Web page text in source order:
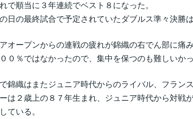
で順当に３年連続でベスト８になった。
日の最終試合で予定されていたダブルス準々決勝
オープンからの連戦の疲れが錦織の右でん部に痛
００％ではなかったので、集中を保つのも難しいか
錦織はまたジュニア時代からのライバル、フラン
は２歳上の８７年生まれ、ジュニア時代から対戦
ている。